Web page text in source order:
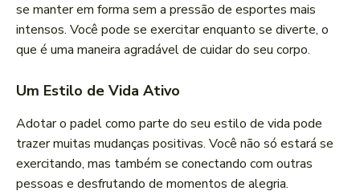
se manter em forma sem a pressão de esportes mais
intensos. Você pode se exercitar enquanto se diverte, o
que é uma maneira agradável de cuidar do seu corpo.
Um Estilo de Vida Ativo
Adotar o padel como parte do seu estilo de vida pode
trazer muitas mudanças positivas. Você não só estará se
exercitando, mas também se conectando com outras
pessoas e desfrutando de momentos de alegria.